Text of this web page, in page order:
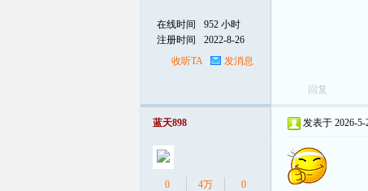
在线时间
952 小时
注册时间
2022-8-26
收听TA
发消息
回复
蓝天898
0
4万
0
发表于 2026-5-